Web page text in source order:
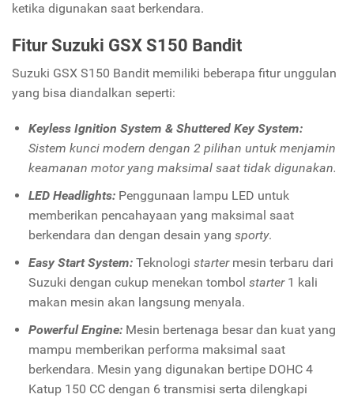
ketika digunakan saat berkendara.
Fitur Suzuki GSX S150 Bandit
Suzuki GSX S150 Bandit memiliki beberapa fitur unggulan
yang bisa diandalkan seperti:
Keyless Ignition System & Shuttered Key System:
Sistem kunci modern dengan 2 pilihan untuk menjamin
keamanan motor yang maksimal saat tidak digunakan.
LED Headlights: Penggunaan lampu LED untuk
memberikan pencahayaan yang maksimal saat
berkendara dan dengan desain yang sporty.
Easy Start System: Teknologi starter mesin terbaru dari
Suzuki dengan cukup menekan tombol starter 1 kali
makan mesin akan langsung menyala.
Powerful Engine: Mesin bertenaga besar dan kuat yang
mampu memberikan performa maksimal saat
berkendara. Mesin yang digunakan bertipe DOHC 4
Katup 150 CC dengan 6 transmisi serta dilengkapi